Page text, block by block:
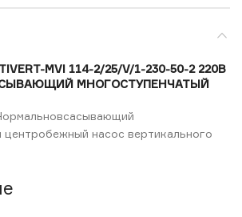
MVI 114-2/25/V/1-230-50-2 220В
МНОГОСТУПЕНЧАТЫЙ
центробежный насос вертикального